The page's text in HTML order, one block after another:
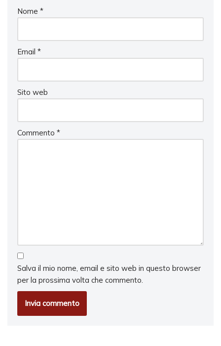
Nome *
Email *
Sito web
Commento *
Salva il mio nome, email e sito web in questo browser
per la prossima volta che commento.